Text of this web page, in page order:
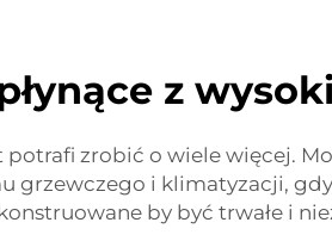
z
zrobić o wiele więcej.
grzewczego i klimatyzacji,
by być trwałe i